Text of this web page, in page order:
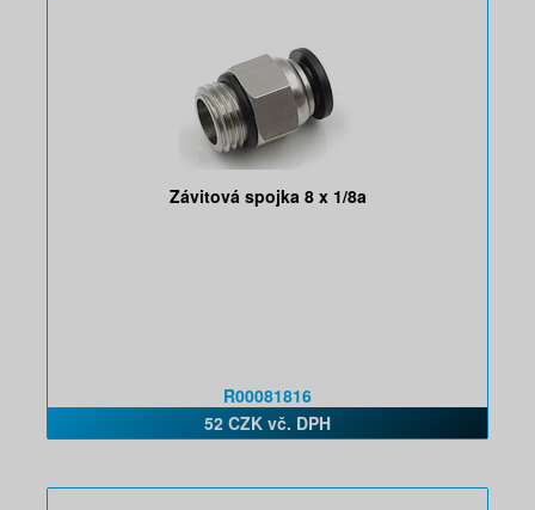
Závitová spojka 8 x 1/8a
R00081816
52 CZK vč. DPH